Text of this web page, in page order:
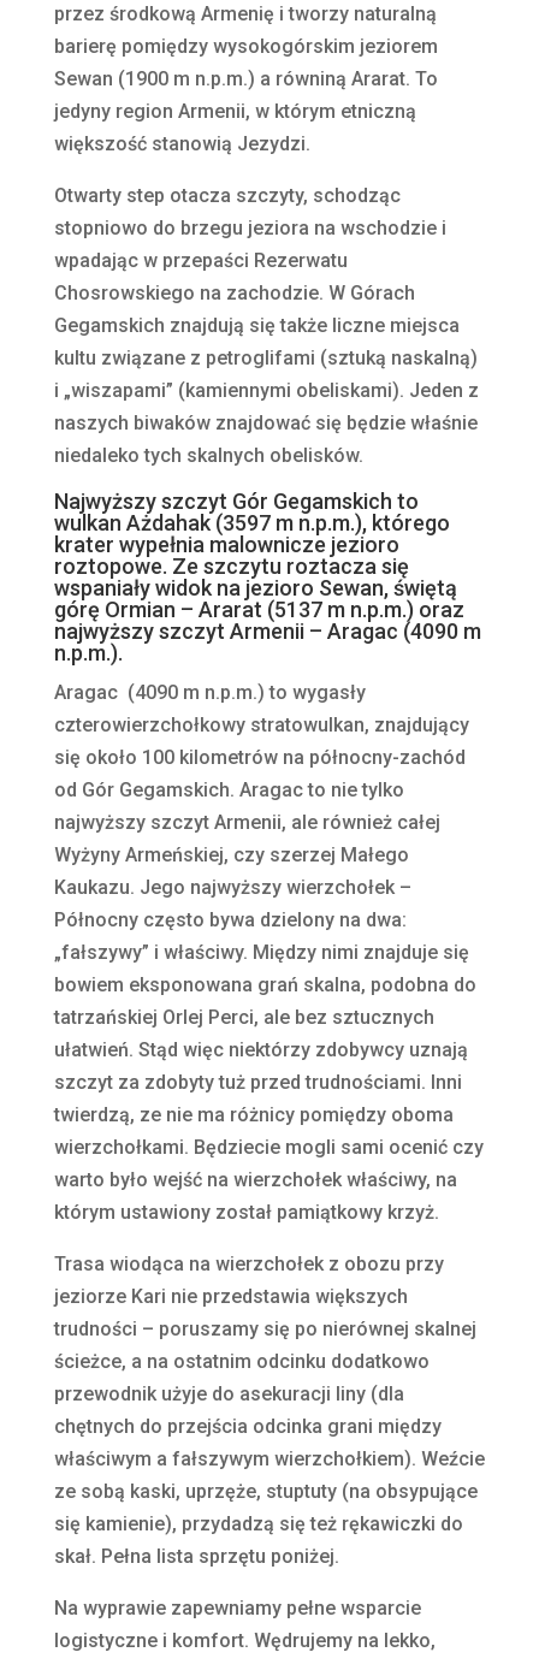
przez środkową Armenię i tworzy naturalną
barierę pomiędzy wysokogórskim jeziorem
Sewan (1900 m n.p.m.) a równiną Ararat. To
jedyny region Armenii, w którym etniczną
większość stanowią Jezydzi.
Otwarty step otacza szczyty, schodząc
stopniowo do brzegu jeziora na wschodzie i
wpadając w przepaści Rezerwatu
Chosrowskiego na zachodzie. W Górach
Gegamskich znajdują się także liczne miejsca
kultu związane z petroglifami (sztuką naskalną)
i „wiszapami” (kamiennymi obeliskami). Jeden z
naszych biwaków znajdować się będzie właśnie
niedaleko tych skalnych obelisków.
Najwyższy szczyt Gór Gegamskich to
wulkan Ażdahak (3597 m n.p.m.), którego
krater wypełnia malownicze jezioro
roztopowe. Ze szczytu roztacza się
wspaniały widok na jezioro Sewan, świętą
górę Ormian – Ararat (5137 m n.p.m.) oraz
najwyższy szczyt Armenii – Aragac (4090 m
n.p.m.).
Aragac (4090 m n.p.m.) to wygasły
czterowierzchołkowy stratowulkan, znajdujący
się około 100 kilometrów na północny-zachód
od Gór Gegamskich. Aragac to nie tylko
najwyższy szczyt Armenii, ale również całej
Wyżyny Armeńskiej, czy szerzej Małego
Kaukazu. Jego najwyższy wierzchołek –
Północny często bywa dzielony na dwa:
„fałszywy” i właściwy. Między nimi znajduje się
bowiem eksponowana grań skalna, podobna do
tatrzańskiej Orlej Perci, ale bez sztucznych
ułatwień. Stąd więc niektórzy zdobywcy uznają
szczyt za zdobyty tuż przed trudnościami. Inni
twierdzą, ze nie ma różnicy pomiędzy oboma
wierzchołkami. Będziecie mogli sami ocenić czy
warto było wejść na wierzchołek właściwy, na
którym ustawiony został pamiątkowy krzyż.
Trasa wiodąca na wierzchołek z obozu przy
jeziorze Kari nie przedstawia większych
trudności – poruszamy się po nierównej skalnej
ścieżce, a na ostatnim odcinku dodatkowo
przewodnik użyje do asekuracji liny (dla
chętnych do przejścia odcinka grani między
właściwym a fałszywym wierzchołkiem). Weźcie
ze sobą kaski, uprzęże, stuptuty (na obsypujące
się kamienie), przydadzą się też rękawiczki do
skał. Pełna lista sprzętu poniżej.
Na wyprawie zapewniamy pełne wsparcie
logistyczne i komfort. Wędrujemy na lekko,